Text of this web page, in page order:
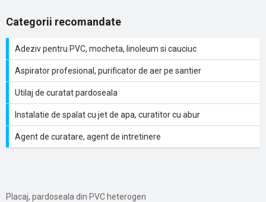
Categorii recomandate
Adeziv pentru PVC, mocheta, linoleum si cauciuc
Aspirator profesional, purificator de aer pe santier
Utilaj de curatat pardoseala
Instalatie de spalat cu jet de apa, curatitor cu abur
Agent de curatare, agent de intretinere
Placaj, pardoseala din PVC heterogen